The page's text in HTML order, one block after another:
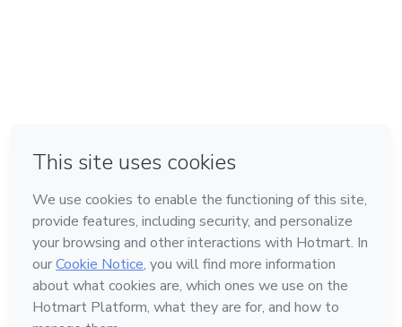
Feito com ❤ em Bogotá
Conheça a Hotmart
Idioma